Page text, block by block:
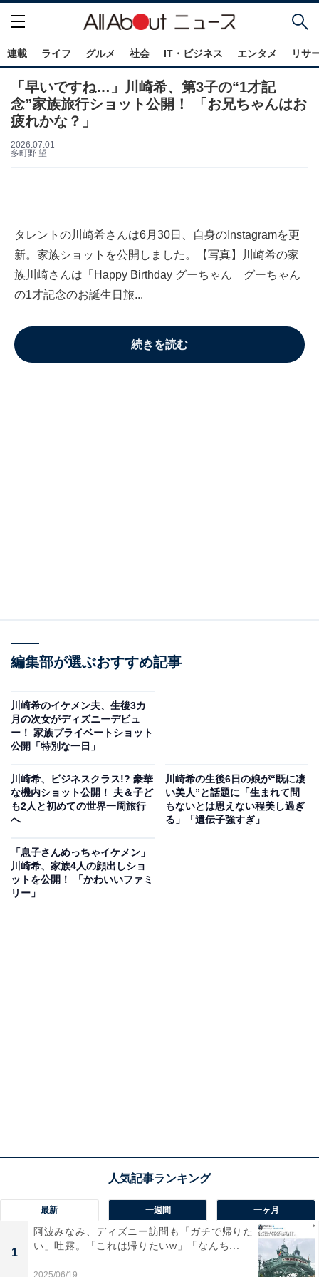
連載 ライフ グルメ 社会 IT・ビジネス エンタメ リサ
「早いですね…」川崎希、第3子の“1才記
念”家族旅行ショット公開！ 「お兄ちゃんはお
疲れかな？」
2026.07.01
多町野 望
タレントの川崎希さんは6月30日、自身のInstagramを更
新。家族ショットを公開しました。【写真】川崎希の家
族川崎さんは「Happy Birthday グーちゃん グーちゃん
の1才記念のお誕生日旅...
続きを読む
編集部が選ぶおすすめ記事
川崎希のイケメン夫、生後3カ
月の次女がディズニーデビュ
ー！ 家族プライベートショット
公開「特別な一日」
川崎希、ビジネスクラス!? 豪華
な機内ショット公開！ 夫＆子ど
も2人と初めての世界一周旅行
へ
川崎希の生後6日の娘が“既に凄
い美人”と話題に「生まれて間
もないとは思えない程美し過ぎ
る」「遺伝子強すぎ」
「息子さんめっちゃイケメン」
川崎希、家族4人の顔出しショ
ットを公開！ 「かわいいファミ
リー」
最新 一週間 一ヶ月
1
阿波みなみ、ディズニー訪問も「ガチで帰りた
い」吐露。「これは帰りたいw」「なんち...